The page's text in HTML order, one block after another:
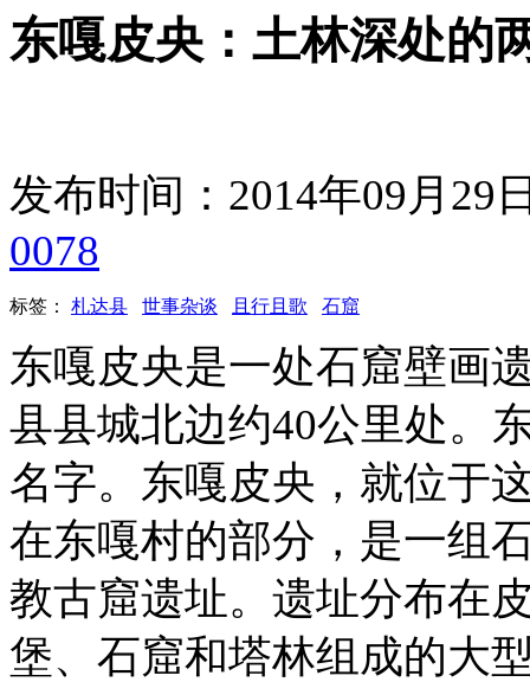
东嘎皮央：土林深处的
发布时间：2014年09月29
0078
标签： 札达县 世事杂谈 且行且歌 石窟
东嘎皮央是一处石窟壁画
县县城北边约40公里处。
名字。东嘎皮央，就位于
在东嘎村的部分，是一组
教古窟遗址。遗址分布在
堡、石窟和塔林组成的大